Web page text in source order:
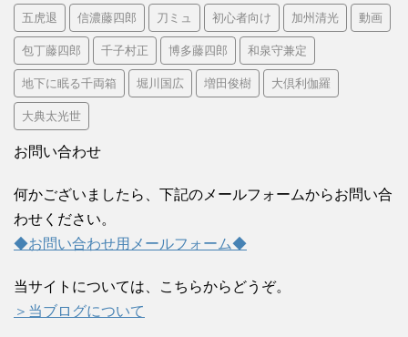
五虎退 信濃藤四郎 刀ミュ 初心者向け 加州清光 動画
包丁藤四郎 千子村正 博多藤四郎 和泉守兼定
地下に眠る千両箱 堀川国広 増田俊樹 大倶利伽羅
大典太光世
お問い合わせ
何かございましたら、下記のメールフォームからお問い合
わせください。
◆お問い合わせ用メールフォーム◆
当サイトについては、こちらからどうぞ。
＞当ブログについて